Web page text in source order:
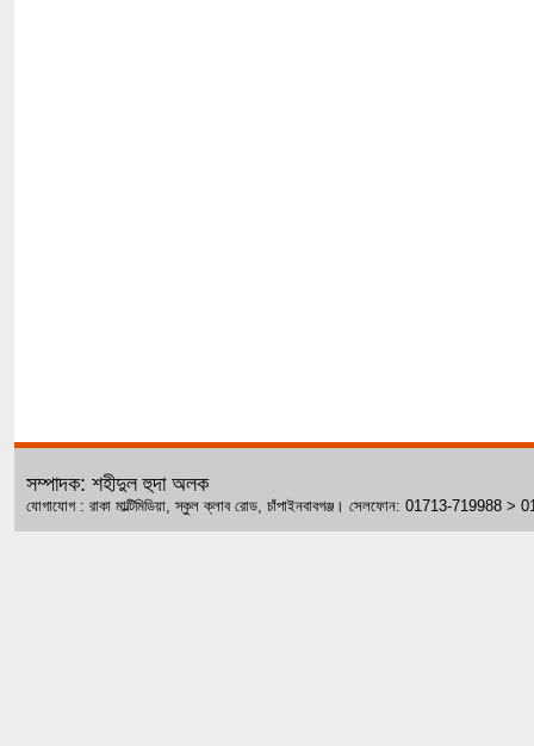
সম্পাদক: শহীদুল হুদা অলক
যোগাযোগ : রাকা মাল্টিমিডিয়া, স্কুল ক্লাব রোড, চাঁপাইনবাবগঞ্জ। সেলফোন: 01713-